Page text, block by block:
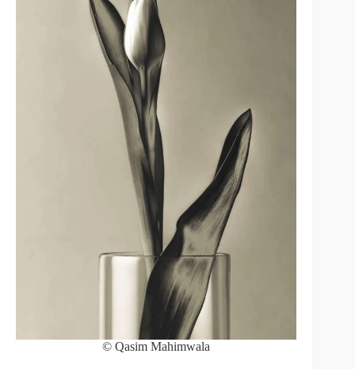
© Qasim Mahimwala